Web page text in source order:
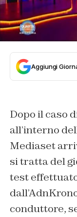
Aggiungi
Dopo il caso
all’interno
Mediaset
si tratta del
test
conduttore,